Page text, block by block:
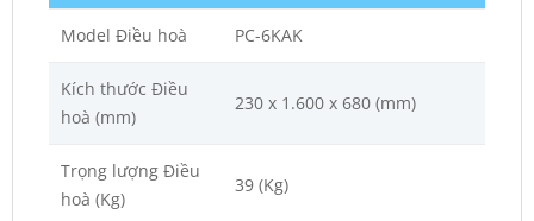
Model Điều hoà PC-6KAK
Kích thước Điều
hoà (mm)
230 x 1.600 x 680 (mm)
Trọng lượng Điều
hoà (Kg)
39 (Kg)